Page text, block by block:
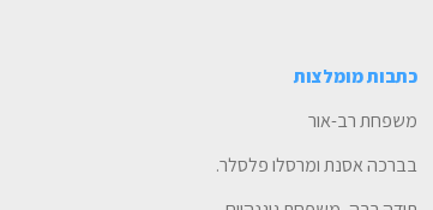
כתבות מומלצות
משפחת רב-אור
בברכה אסנת ומרסלו פלסלר.